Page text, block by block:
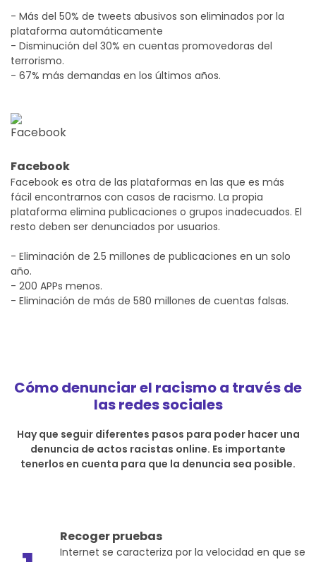
- Más del 50% de tweets abusivos son eliminados por la
plataforma automáticamente
- Disminución del 30% en cuentas promovedoras del
terrorismo.
- 67% más demandas en los últimos años.
Facebook
Facebook es otra de las plataformas en las que es más
fácil encontrarnos con casos de racismo. La propia
plataforma elimina publicaciones o grupos inadecuados. El
resto deben ser denunciados por usuarios.
- Eliminación de 2.5 millones de publicaciones en un solo
año.
- 200 APPs menos.
- Eliminación de más de 580 millones de cuentas falsas.
Cómo denunciar el racismo a través de
las redes sociales
Hay que seguir diferentes pasos para poder hacer una
denuncia de actos racistas online. Es importante
tenerlos en cuenta para que la denuncia sea posible.
Recoger pruebas
Internet se caracteriza por la velocidad en que se